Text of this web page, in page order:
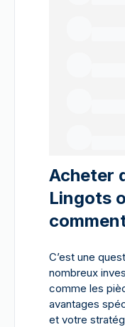
Acheter
Lingots
C’est une
nombreux
comme les
avantages
et votre